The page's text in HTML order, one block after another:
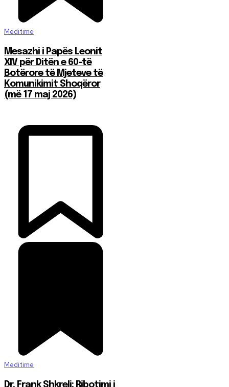
Meditime
Mesazhi i Papës Leonit
XIV për Ditën e 60-të
Botërore të Mjeteve të
Komunikimit Shoqëror
(më 17 maj 2026)
Meditime
Dr. Frank Shkreli: Ribotimi i